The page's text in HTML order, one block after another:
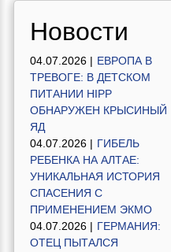
Новости
04.07.2026 | ЕВРОПА В
ТРЕВОГЕ: В ДЕТСКОМ
ПИТАНИИ HIPP
ОБНАРУЖЕН КРЫСИНЫЙ
ЯД
04.07.2026 | ГИБЕЛЬ
РЕБЕНКА НА АЛТАЕ:
УНИКАЛЬНАЯ ИСТОРИЯ
СПАСЕНИЯ С
ПРИМЕНЕНИЕМ ЭКМО
04.07.2026 | ГЕРМАНИЯ:
ОТЕЦ ПЫТАЛСЯ